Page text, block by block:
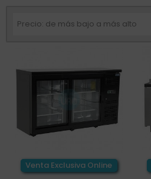
Precio: de más bajo a más alto
Venta Exclusiva Online